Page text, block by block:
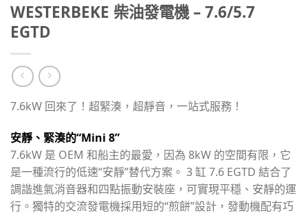
WESTERBEKE 柴油發電機 – 7.6/5.7
EGTD
7.6kW 回來了！超緊湊，超靜音，一站式服務！
安靜、緊湊的“Mini 8”
7.6kW 是 OEM 和船主的最愛，因為 8kW 的空間有限，它
是一種流行的低速“安靜”替代方案。 3 缸 7.6 EGTD 結合了
調諧進氣消音器和四點振動安裝座，可實現平穩、安靜的運
行。獨特的交流發電機採用短的“煎餅”設計，發動機配有巧